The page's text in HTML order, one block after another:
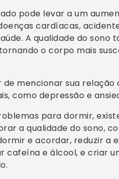
pode levar a um
cardíacas,
A qualidade do sono
o corpo mais
de mencionar sua
como depressão e
para dormir,
a qualidade do sono,
e acordar, reduzir a
cafeína e álcool, e criar